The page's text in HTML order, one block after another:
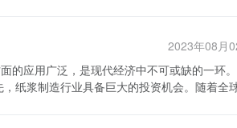
制造商开始注重产品设计和功能创新。他们
美观、环保和便于储存。 此外，中国金
费市场之一，金属包装容器也获得了很大的
2023年08月
的应用广泛，是现代经济中不可或缺的一环